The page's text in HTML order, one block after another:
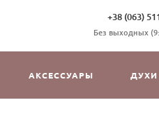
+38 (063)
Без выходных
АКСЕССУАРЫ ДУХИ